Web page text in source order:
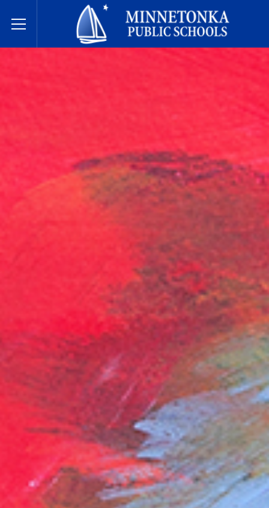
Toggle Menu
Государственные школы Миннетонки